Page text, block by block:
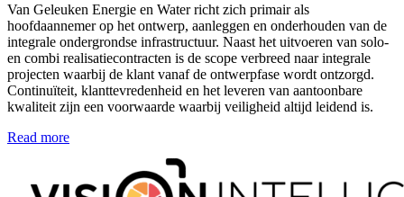
Van Geleuken Energie en Water richt zich primair als
hoofdaannemer op het ontwerp, aanleggen en onderhouden van de
integrale ondergrondse infrastructuur. Naast het uitvoeren van solo-
en combi realisatiecontracten is de scope verbreed naar integrale
projecten waarbij de klant vanaf de ontwerpfase wordt ontzorgd.
Continuïteit, klanttevredenheid en het leveren van aantoonbare
kwaliteit zijn een voorwaarde waarbij veiligheid altijd leidend is.
Read more